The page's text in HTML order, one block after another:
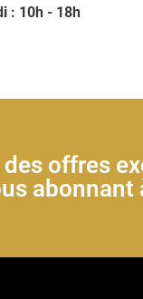
: 10h - 18h
des offres
abonnant